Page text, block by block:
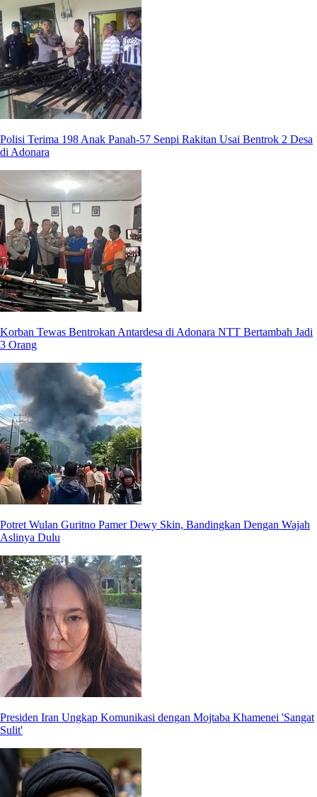
Polisi Terima 198 Anak Panah-57 Senpi Rakitan Usai Bentrok 2 Desa
di Adonara
Korban Tewas Bentrokan Antardesa di Adonara NTT Bertambah Jadi
3 Orang
Potret Wulan Guritno Pamer Dewy Skin, Bandingkan Dengan Wajah
Aslinya Dulu
Presiden Iran Ungkap Komunikasi dengan Mojtaba Khamenei 'Sangat
Sulit'